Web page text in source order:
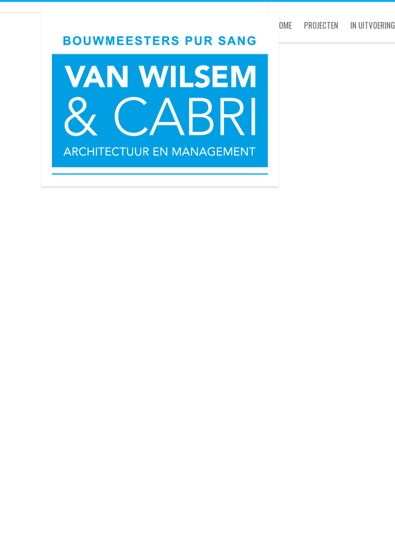
HOME PROJECTEN IN UITVOERING